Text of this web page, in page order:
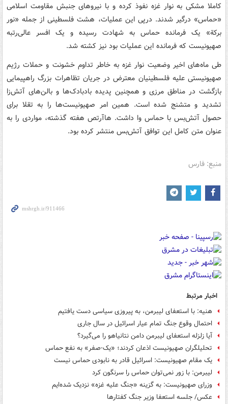
کاملا مشکی به نوار غزه نفوذ کرده و با نیروهای جنبش مقاومت اسلامی
«حماس» درگیر شدند. درپی این عملیات، هشت فلسطینی از جمله «نور
برکة» یک فرمانده حماس به شهادت رسیده و یک افسر عالی‌رتبه
صهیونیست که فرمانده این عملیات بود نیز کشته شد.
طی ماه‌های اخیر وضعیت نوار غزه به خاطر تداوم خشونت و حملات رژیم
صهیونیستی علیه فلسطینیان معترض در جریان تظاهرات بزرگ راهپیمایی
بازگشت در مناطق مرزی و همچنین پدیده بادبادک‌ها و بالن‌های آتش‌زا
تشدید و متشنج شده است. همین امر صهیونیست‌ها را به تقلا برای
حصول آتش‌بس با حماس وا داشت. هاآرتص هفته گذشته، مواردی را به
عنوان متن کامل این توافق آتش‌بس منتشر کرده بود.
منبع: فارس
اخبار مرتبط
هنیه: با استعفای لیبرمن، به پیروزی سیاسی دست یافتیم
احتمال وقوع جنگ تمام عیار اسرائیل در سال جاری
آیا زلزله استعفای لیبرمن دامن نتانیاهو را می‌گیرد؟
تحلیلگران صهیونیست اذعان کردند؛ «یک-صفر» به نفع حماس
یک مقام صهیونیست: اسرائیل قادر به نابودی حماس نیست
لیبرمن: با زور نمی‌توان حماس را سرنگون کرد
وزرای صهیونیست: به گزینه «جنگ علیه غزه» نزدیک شده‌ایم
عکس/ جلسه استعفا وزیر جنگ کفتارها